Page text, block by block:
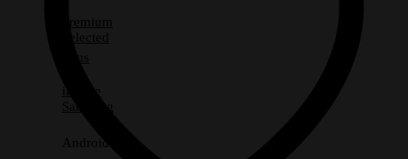
Premium
Selected
Lens
iPhone
Samsung
Android อื่นๆ